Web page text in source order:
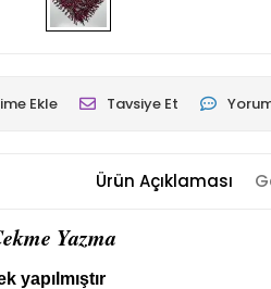
Ekle Tavsiye Et
Ürün Açıklaması
Yazma
yapılmıştır